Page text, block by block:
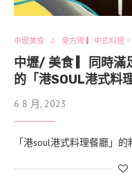
中壢美食 東方胃 ▎中式料理
中壢/ 美食 ▎同時滿
的「港SOUL港式料
6 8 月, 2023
「港soul港式料理餐廳」